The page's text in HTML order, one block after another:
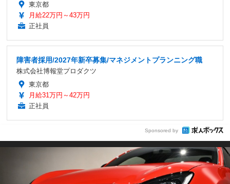
東京都
月給22万円～43万円
正社員
障害者採用/2027年新卒募集/マネジメントプランニング職
株式会社博報堂プロダクツ
東京都
月給31万円～42万円
正社員
Sponsored by